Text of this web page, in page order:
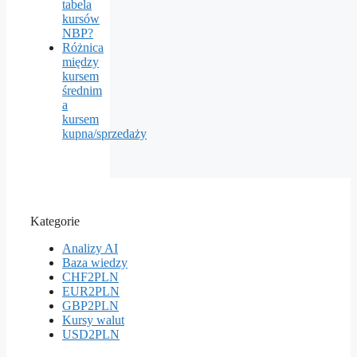
tabela
kursów
NBP?
Różnica
między
kursem
średnim
a
kursem
kupna/sprzedaży
Kategorie
Analizy AI
Baza wiedzy
CHF2PLN
EUR2PLN
GBP2PLN
Kursy walut
USD2PLN